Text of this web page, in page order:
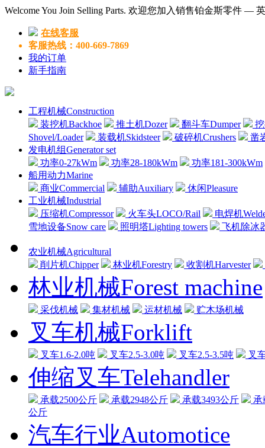
Welcome You Join Selling Parts. 欢迎您加入销售铂金斯零件 —
在线客服
客服热线：400-669-7869
我的订单
新手指南
工程机械Construction
装挖机Backhoe
推土机Dozer 翻斗车Dumper
Shovel/Loader
装载机Skidsteer 破碎机Crushers
凿
发电机组Generator set
功率0-27kWm
功率28-180kWm
功率181-300kWm
船用动力Marine
商业Commercial
辅助Auxiliary
休闲Pleasure
工业机械Industrial
压缩机Compressor
火车头LOCO/Rail
电焊机
雪地设备Snow care
照明塔Lighting towers 飞机除冰
农业机械Agricultural
削片机Chipper
林业机Forestry 收割机Harvester
林业机械Forest machine
采伐机械 集材机械 运材机械 贮木场机械
叉车机械Forklift
叉车1.6-2.0吨 叉车2.5-3.0吨 叉车2.5-3.5吨 叉
伸缩叉车Telehandler
承载2500公斤 承载2948公斤 承载3493公斤
承
公斤
汽车行业Automotice